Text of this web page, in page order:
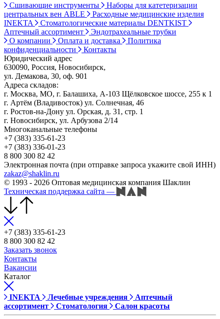
Сшивающие инструменты
Наборы для катетеризации
центральных вен ABLE
Расходные медицинские изделия
INEKTA
Стоматологические материалы DENTKIST
Аптечный ассортимент
Эндотрахеальные трубки
О компании
Оплата и доставка
Политика
конфиденциальности
Контакты
Юридический адрес
630090, Россия, Новосибирск,
ул. Демакова, 30, оф. 901
Адреса складов:
г. Москва, МО, г. Балашиха, А-103 Щёлковское шоссе, 255 к 1
г. Артём (Владивосток) ул. Солнечная, 46
г. Ростов-на-Дону ул. Орская, д. 31, стр. 1
г. Новосибирск, ул. Арбузова 2/14
Многоканальные телефоны
+7 (383) 335-61-23
+7 (383) 336-01-23
8 800 300 82 42
Электронная почта (при отправке запроса укажите свой ИНН)
zakaz@shaklin.ru
© 1993 - 2026 Оптовая медицинская компания Шаклин
Техническая поддержка сайта —
+7 (383) 335-61-23
8 800 300 82 42
Заказать звонок
Контакты
Вакансии
Каталог
INEKTA Лечебные учреждения
Аптечный
ассортимент
Стоматология Салон красоты